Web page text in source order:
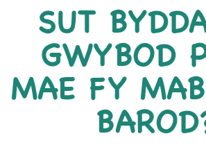
SUT
GWYBOD
MAE FY